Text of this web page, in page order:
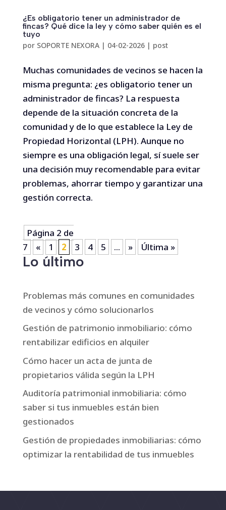
¿Es obligatorio tener un administrador de
fincas? Qué dice la ley y cómo saber quién es el
tuyo
por SOPORTE NEXORA| 04-02-2026| post
Muchas comunidades de vecinos se hacen la
misma pregunta: ¿es obligatorio tener un
administrador de fincas? La respuesta
depende de la situación concreta de la
comunidad y de lo que establece la Ley de
Propiedad Horizontal (LPH). Aunque no
siempre es una obligación legal, sí suele ser
una decisión muy recomendable para evitar
problemas, ahorrar tiempo y garantizar una
gestión correcta.
Página 2 de
7
« 1 2 3 4 5 ... » Última »
Lo último
Problemas más comunes en comunidades
de vecinos y cómo solucionarlos
Gestión de patrimonio inmobiliario: cómo
rentabilizar edificios en alquiler
Cómo hacer un acta de junta de
propietarios válida según la LPH
Auditoría patrimonial inmobiliaria: cómo
saber si tus inmuebles están bien
gestionados
Gestión de propiedades inmobiliarias: cómo
optimizar la rentabilidad de tus inmuebles